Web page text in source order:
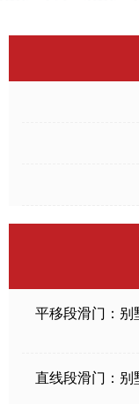
平移段滑门：别
直线段滑门：别